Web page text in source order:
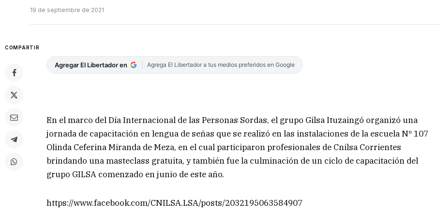
19 de septiembre de 2021
COMPARTIR
Agregar El Libertador en Agrega El Libertador a tus medios preferidos en Google
En el marco del Día Internacional de las Personas Sordas, el grupo Gilsa Ituzaingó organizó una
jornada de capacitación en lengua de señas que se realizó en las instalaciones de la escuela Nº 107
Olinda Ceferina Miranda de Meza, en el cual participaron profesionales de Cnilsa Corrientes
brindando una masteclass gratuita, y también fue la culminación de un ciclo de capacitación del
grupo GILSA comenzado en junio de este año.
https://www.facebook.com/CNILSA.LSA/posts/2032195063584907